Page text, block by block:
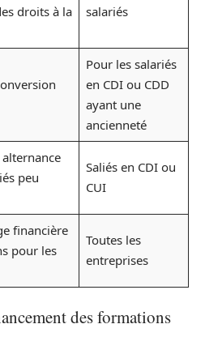
droits à la
salariés
Pour les salariés
en CDI ou CDD
ayant une
ancienneté
peu
Saliés en CDI ou
CUI
financière
pour les
Toutes les
entreprises
des formations